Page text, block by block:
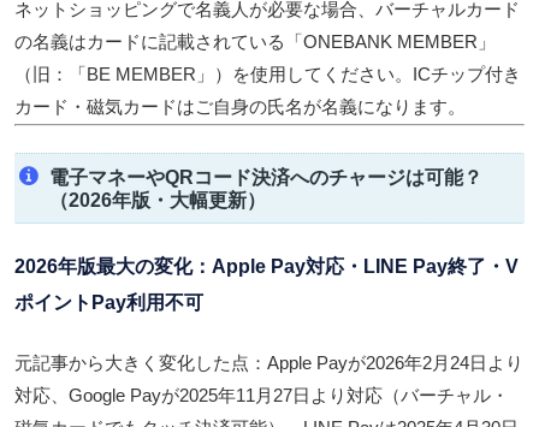
ネットショッピングで名義人が必要な場合、バーチャルカード
の名義はカードに記載されている
「ONEBANK MEMBER」
（旧：「BE MEMBER」）を使用してください。ICチップ付き
カード・磁気カードはご自身の氏名が名義になります。
電子マネーやQRコード決済へのチャージは可能？
（2026年版・大幅更新）
2026年版最大の変化：Apple Pay対応・LINE Pay終了・V
ポイントPay利用不可
元記事から大きく変化した点：Apple Payが2026年2月24日より
対応、Google Payが2025年11月27日より対応（バーチャル・